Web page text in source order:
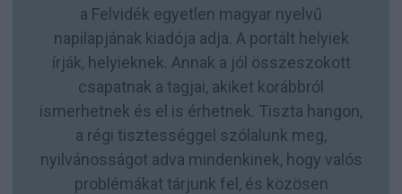
a Felvidék egyetlen magyar nyelvű
napilapjának kiadója adja. A portált helyiek
írják, helyieknek. Annak a jól összeszokott
csapatnak a tagjai, akiket korábbról
ismerhetnek és el is érhetnek. Tiszta hangon,
a régi tisztességgel szólalunk meg,
nyilvánosságot adva mindenkinek, hogy valós
problémákat tárjunk fel, és közösen